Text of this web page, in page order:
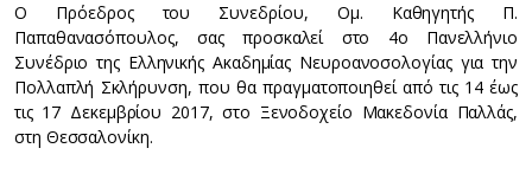
Ο Πρόεδρος του Συνεδρίου, Ομ. Καθηγητής Π.
Παπαθανασόπουλος, σας προσκαλεί στο 4ο Πανελλήνιο
Συνέδριο της Ελληνικής Ακαδημίας Νευροανοσολογίας για την
Πολλαπλή Σκλήρυνση, που θα πραγματοποιηθεί από τις 14 έως
τις 17 Δεκεμβρίου 2017, στο Ξενοδοχείο Μακεδονία Παλλάς,
στη Θεσσαλονίκη.